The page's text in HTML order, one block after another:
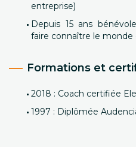
entreprise)
Depuis 15 ans
faire connaître le monde
Formations et
2018 : Coach certifiée
1997 : Diplômée